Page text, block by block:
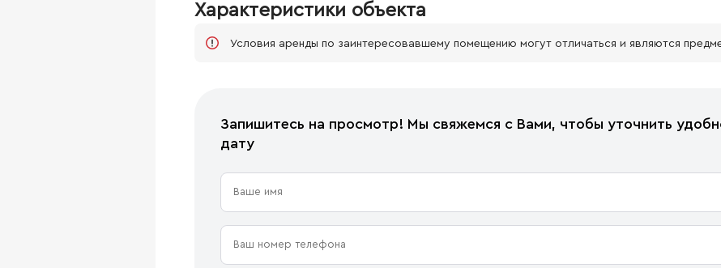
Характеристики объекта
Условия аренды по заинтересовавшему помещению могут отличаться и являются
Запишитесь на просмотр! Мы свяжемся с Вами, чтобы уточнить
дату